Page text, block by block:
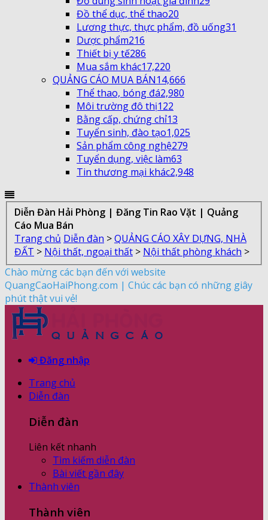
Đồ thể dục, thể thao20
Lương thực, thực phẩm, đồ uống31
Dược phẩm216
Thiết bị y tế286
Mua sắm khác17,220
QUẢNG CÁO MUA BÁN14,666
Thể thao, bóng đá2,980
Môi trường đô thị122
Bằng cấp, chứng chỉ13
Tuyển sinh, đào tạo1,025
Sản phẩm công nghệ279
Tuyển dụng, việc làm63
Tin thương mại khác2,948
Diễn Đàn Hải Phòng | Đăng Tin Rao Vặt | Quảng
Cáo Mua Bán
Trang chủ Diễn đàn >QUẢNG CÁO XÂY DỰNG, NHÀ
ĐẤT > Nội thất, ngoại thất > Nội thất phòng khách >
Chào mừng các bạn đến với website
QuangCaoHaiPhong.com | Chúc các bạn có những giây
phút thật vui vẻ!
Đăng nhập
Trang chủ
Diễn đàn
Diễn đàn
Liên kết nhanh
Tìm kiếm diễn đàn
Bài viết gần đây
Thành viên
Thành viên